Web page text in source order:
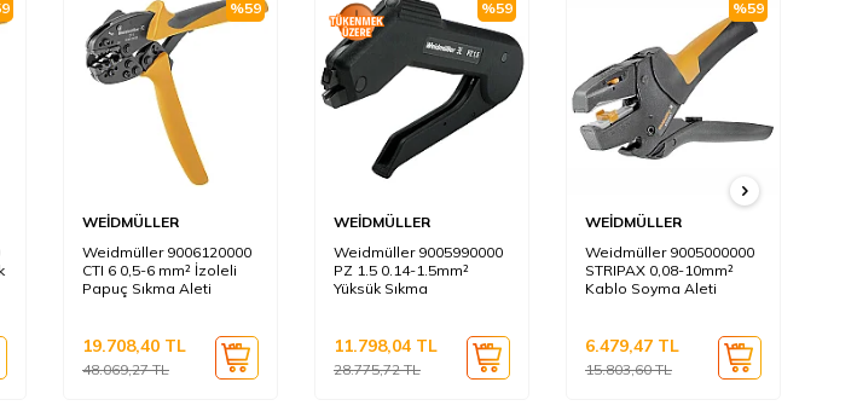
%59
WEİDMÜLLER
Weidmüller 9006120000
CTI 6 0,5-6 mm² İzoleli
Papuç Sıkma Aleti
48.069,27TL
19.708,40 TL
%59
WEİDMÜLLER
Weidmüller 9005990000
PZ 1.5 0.14-1.5mm²
Yüksük Sıkma
28.775,72TL
11.798,04 TL
%59
WEİDMÜLLER
Weidmüller 9005000000
STRIPAX 0,08-10mm²
Kablo Soyma Aleti
15.803,60TL
6.479,47 TL